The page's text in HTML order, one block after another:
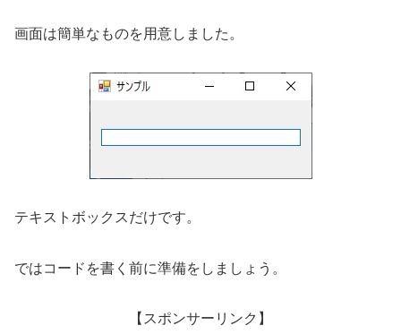
画面は簡単なものを用意しました。
テキストボックスだけです。
ではコードを書く前に準備をしましょう。
【スポンサーリンク】